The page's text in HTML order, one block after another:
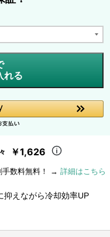
れる
￥1,626
手数料無料！ → 詳細はこちら
抑えながら冷却効率UP